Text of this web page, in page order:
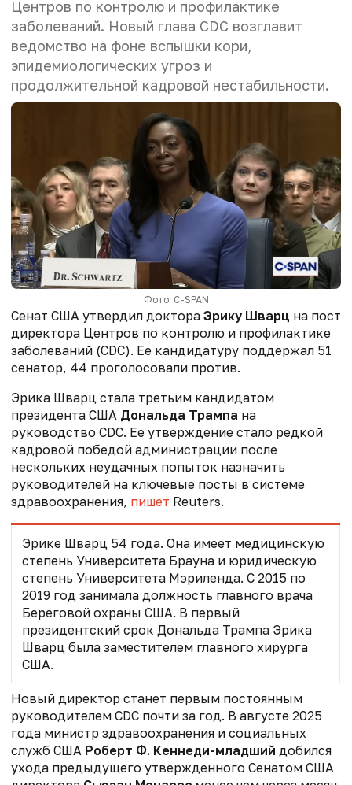
Центров по контролю и профилактике
заболеваний. Новый глава CDC возглавит
ведомство на фоне вспышки кори,
эпидемиологических угроз и
продолжительной кадровой нестабильности.
Фото: C-SPAN
Сенат США утвердил доктора Эрику Шварц на пост
директора Центров по контролю и профилактике
заболеваний (CDC). Ее кандидатуру поддержал 51
сенатор, 44 проголосовали против.
Эрика Шварц стала третьим кандидатом
президента США Дональда Трампа на
руководство CDC. Ее утверждение стало редкой
кадровой победой администрации после
нескольких неудачных попыток назначить
руководителей на ключевые посты в системе
здравоохранения, пишет Reuters.
Эрике Шварц 54 года. Она имеет медицинскую
степень Университета Брауна и юридическую
степень Университета Мэриленда. С 2015 по
2019 год занимала должность главного врача
Береговой охраны США. В первый
президентский срок Дональда Трампа Эрика
Шварц была заместителем главного хирурга
США.
Новый директор станет первым постоянным
руководителем CDC почти за год. В августе 2025
года министр здравоохранения и социальных
служб США Роберт Ф. Кеннеди-младший добился
ухода предыдущего утвержденного Сенатом США